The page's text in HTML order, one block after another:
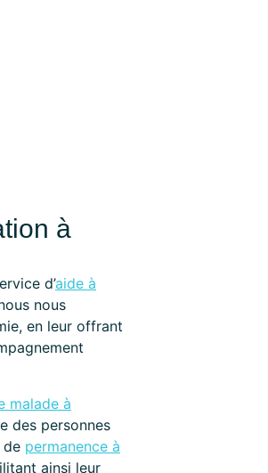
à
d’aide à
nous
en leur offrant
malade à
des personnes
de permanence à
ainsi leur